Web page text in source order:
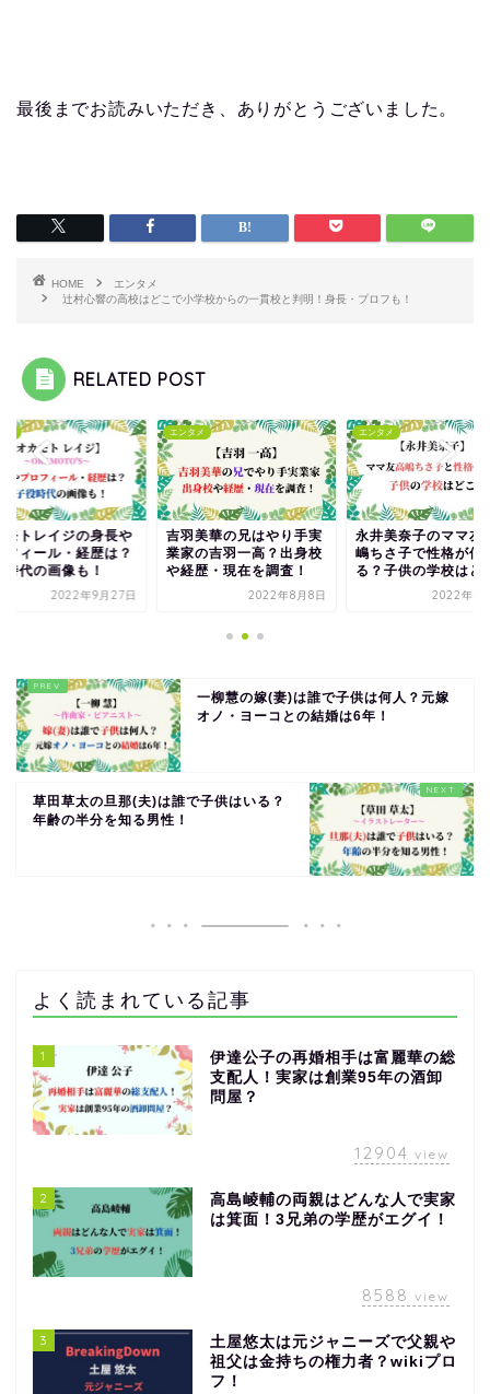
最後までお読みいただき、ありがとうございました。
HOME
エンタメ
辻村心響の高校はどこで小学校からの一貫校と判明！身長・プロフも！
RELATED POST
モトレイジの身長や
フィール・経歴は？
時代の画像も！
2022年9月27日
エンタメ
吉羽美華の兄はやり手実
業家の吉羽一高？出身校
や経歴・現在を調査！
2022年8月8日
エンタメ
永井美奈子のママ友
嶋ちさ子で性格が似
る？子供の学校はど
2022年4
一柳慧の嫁(妻)は誰で子供は何人？元嫁
オノ・ヨーコとの結婚は6年！
草田草太の旦那(夫)は誰で子供はいる？
年齢の半分を知る男性！
よく読まれている記事
1
伊達公子の再婚相手は富麗華の総
支配人！実家は創業95年の酒卸
問屋？
12904 view
2
高島崚輔の両親はどんな人で実家
は箕面！3兄弟の学歴がエグイ！
8588 view
3
土屋悠太は元ジャニーズで父親や
祖父は金持ちの権力者？wikiプロ
フ！